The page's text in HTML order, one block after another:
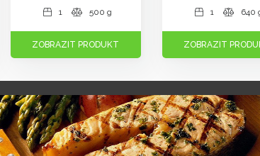
1 500 g
ZOBRAZIT PRODUKT
1 640
ZOBRAZIT